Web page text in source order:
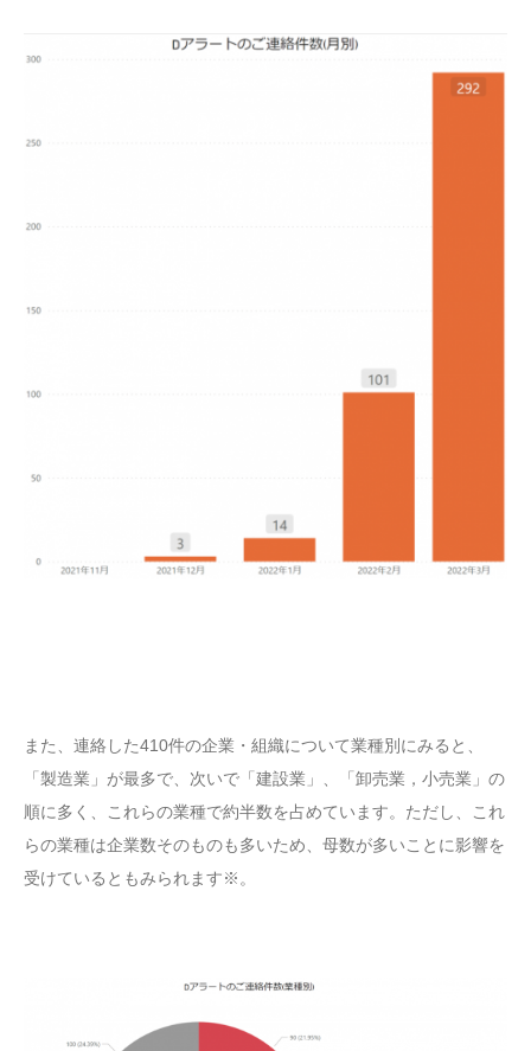
また、連絡した410件の企業・組織について業種別にみると、
「製造業」が最多で、次いで「建設業」、「卸売業，小売業」の
順に多く、これらの業種で約半数を占めています。ただし、これ
らの業種は企業数そのものも多いため、母数が多いことに影響を
受けているともみられます※。